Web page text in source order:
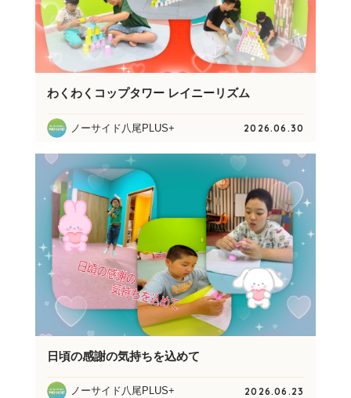
わくわくコップタワー レイニーリズム
ノーサイド八尾PLUS+ 2026.06.30
日頃の感謝の気持ちを込めて
ノーサイド八尾PLUS+ 2026.06.23